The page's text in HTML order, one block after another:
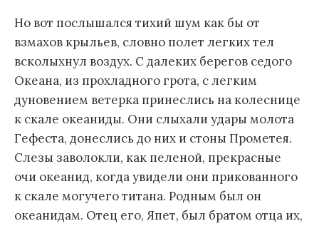
Но вот послышался тихий шум как бы от
взмахов крыльев, словно полет легких тел
всколыхнул воздух. С далеких берегов седого
Океана, из прохладного грота, с легким
дуновением ветерка принеслись на колеснице
к скале океаниды. Они слыхали удары молота
Гефеста, донеслись до них и стоны Прометея.
Слезы заволокли, как пеленой, прекрасные
очи океанид, когда увидели они прикованного
к скале могучего титана. Родным был он
океанидам. Отец его, Япет, был братом отца их,